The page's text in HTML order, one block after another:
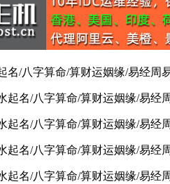
名/八字算命/算财运姻缘/易经周